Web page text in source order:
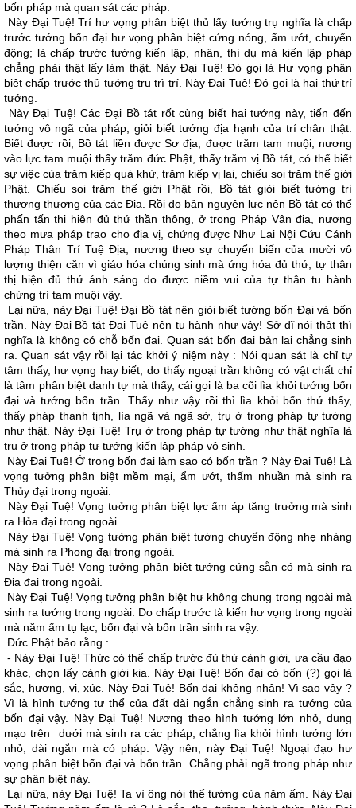
bốn pháp mà quan sát các pháp.
Này Ðại Tuệ! Trí hư vọng phân biệt thủ lấy tướng trụ nghĩa là chấp
trước tướng bốn đại hư vọng phân biệt cứng nóng, ẩm ướt, chuyển
động; là chấp trước tướng kiến lập, nhân, thí dụ mà kiến lập pháp
chẳng phải thật lấy làm thật. Này Ðại Tuệ! Ðó gọi là Hư vọng phân
biệt chấp trước thủ tướng trụ trì trí. Này Ðại Tuệ! Ðó gọi là hai thứ trí
tướng.
Này Ðại Tuệ! Các Ðại Bồ tát rốt cùng biết hai tướng này, tiến đến
tướng vô ngã của pháp, giỏi biết tướng địa hạnh của trí chân thật.
Biết được rồi, Bồ tát liền được Sơ địa, được trăm tam muội, nương
vào lực tam muội thấy trăm đức Phật, thấy trăm vị Bồ tát, có thể biết
sự việc của trăm kiếp quá khứ, trăm kiếp vị lai, chiếu soi trăm thế giới
Phật. Chiếu soi trăm thế giới Phật rồi, Bồ tát giỏi biết tướng trí
thượng thượng của các Ðịa. Rồi do bản nguyện lực nên Bồ tát có thể
phấn tấn thị hiện đủ thứ thần thông, ở trong Pháp Vân địa, nương
theo mưa pháp trao cho địa vị, chứng được Như Lai Nội Cứu Cánh
Pháp Thân Trí Tuệ Ðịa, nương theo sự chuyển biến của mười vô
lượng thiện căn vì giáo hóa chúng sinh mà ứng hóa đủ thứ, tự thân
thị hiện đủ thứ ánh sáng do được niềm vui của tự thân tu hành
chứng trí tam muội vậy.
Lại nữa, này Ðại Tuệ! Ðại Bồ tát nên giỏi biết tướng bốn Ðại và bốn
trần. Này Ðại Bồ tát Ðại Tuệ nên tu hành như vậy! Sở dĩ nói thật thì
nghĩa là không có chỗ bốn đại. Quan sát bốn đại bản lai chẳng sinh
ra. Quan sát vậy rồi lại tác khởi ý niệm này : Nói quan sát là chỉ tự
tâm thấy, hư vọng hay biết, do thấy ngoại trần không có vật chất chỉ
là tâm phân biệt danh tự mà thấy, cái gọi là ba cõi lìa khỏi tướng bốn
đại và tướng bốn trần. Thấy như vậy rồi thì lìa khỏi bốn thứ thấy,
thấy pháp thanh tịnh, lìa ngã và ngã sở, trụ ở trong pháp tự tướng
như thật. Này Ðại Tuệ! Trụ ở trong pháp tự tướng như thật nghĩa là
trụ ở trong pháp tự tướng kiến lập pháp vô sinh.
Này Ðại Tuệ! Ở trong bốn đại làm sao có bốn trần ? Này Ðại Tuệ! Là
vọng tưởng phân biệt mềm mại, ẩm ướt, thấm nhuần mà sinh ra
Thủy đại trong ngoài.
Này Ðại Tuệ! Vọng tưởng phân biệt lực ấm áp tăng trưởng mà sinh
ra Hỏa đại trong ngoài.
Này Ðại Tuệ! Vọng tưởng phân biệt tướng chuyển động nhẹ nhàng
mà sinh ra Phong đại trong ngoài.
Này Ðại Tuệ! Vọng tưởng phân biệt tướng cứng sẵn có mà sinh ra
Ðịa đại trong ngoài.
Này Ðại Tuệ! Vọng tưởng phân biệt hư không chung trong ngoài mà
sinh ra tướng trong ngoài. Do chấp trước tà kiến hư vọng trong ngoài
mà năm ấm tụ lạc, bốn đại và bốn trần sinh ra vậy.
Ðức Phật bảo rằng :
- Này Ðại Tuệ! Thức có thể chấp trước đủ thứ cảnh giới, ưa cầu đạo
khác, chọn lấy cảnh giới kia. Này Ðại Tuệ! Bốn đại có bốn (?) gọi là
sắc, hương, vị, xúc. Này Ðại Tuệ! Bốn đại không nhân! Vì sao vậy ?
Vì là hình tướng tự thể của đất dài ngắn chẳng sinh ra tướng của
bốn đại vậy. Này Ðại Tuệ! Nương theo hình tướng lớn nhỏ, dung
mạo trên dưới mà sinh ra các pháp, chẳng lìa khỏi hình tướng lớn
nhỏ, dài ngắn mà có pháp. Vậy nên, này Ðại Tuệ! Ngoại đạo hư
vọng phân biệt bốn đại và bốn trần. Chẳng phải ngã trong pháp như
sự phân biệt này.
Lại nữa, này Ðại Tuệ! Ta vì ông nói thể tướng của năm ấm. Này Ðại